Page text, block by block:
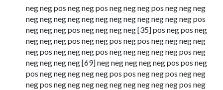
neg neg pos neg neg pos neg neg neg pos neg neg neg
neg neg neg neg neg neg neg neg neg neg neg neg pos
neg neg neg pos neg neg neg neg [35] pos neg pos neg
neg neg neg pos neg neg pos neg pos neg neg neg neg
neg pos neg neg neg pos neg neg neg neg neg pos neg
neg neg neg neg [69] neg neg neg neg neg pos pos neg
pos neg neg neg neg neg pos pos neg neg pos neg neg
neg pos neg neg neg neg neg neg neg neg neg pos neg